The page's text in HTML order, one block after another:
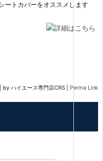
ートカバーをオススメします
by ハイエース専門店CRS Perma Link